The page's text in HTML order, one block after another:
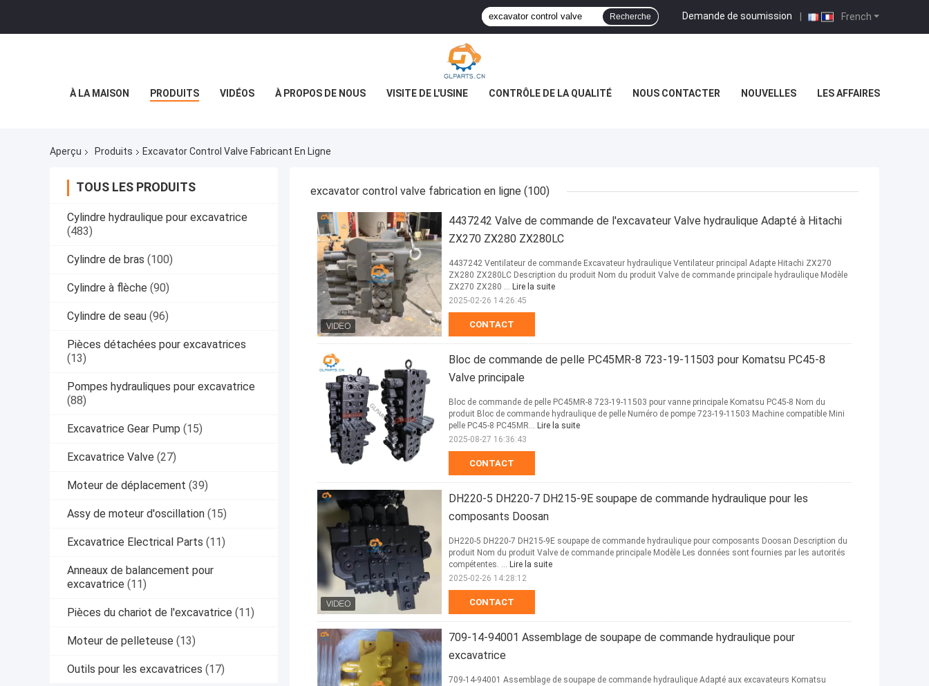
French
Demande de soumission |
Recherche
À LA MAISON PRODUITS VIDÉOS À PROPOS DE NOUS VISITE DE L'USINE CONTRÔLE DE LA QUALITÉ NOUS CONTACTER NOUVELLES LES AFFAIRES
Aperçu Produits Excavator Control Valve Fabricant En Ligne
TOUS LES PRODUITS
Cylindre hydraulique pour excavatrice
(483)
Cylindre de bras (100)
Cylindre à flèche (90)
Cylindre de seau (96)
Pièces détachées pour excavatrices
(13)
Pompes hydrauliques pour excavatrice
(88)
Excavatrice Gear Pump (15)
Excavatrice Valve (27)
Moteur de déplacement (39)
Assy de moteur d'oscillation (15)
Excavatrice Electrical Parts (11)
Anneaux de balancement pour
excavatrice (11)
Pièces du chariot de l'excavatrice (11)
Moteur de pelleteuse (13)
Outils pour les excavatrices (17)
excavator control valve fabrication en ligne (100)
4437242 Valve de commande de l'excavateur Valve hydraulique Adapté à Hitachi
ZX270 ZX280 ZX280LC
CONTACT
4437242 Ventilateur de commande Excavateur hydraulique Ventilateur principal Adapte Hitachi ZX270
ZX280 ZX280LC Description du produit Nom du produit Valve de commande principale hydraulique Modèle
ZX270 ZX280 ... Lire la suite
2025-02-26 14:26:45
Bloc de commande de pelle PC45MR-8 723-19-11503 pour Komatsu PC45-8
Valve principale
CONTACT
Bloc de commande de pelle PC45MR-8 723-19-11503 pour vanne principale Komatsu PC45-8 Nom du
produit Bloc de commande hydraulique de pelle Numéro de pompe 723-19-11503 Machine compatible Mini
pelle PC45-8 PC45MR... Lire la suite
2025-08-27 16:36:43
DH220-5 DH220-7 DH215-9E soupape de commande hydraulique pour les
composants Doosan
CONTACT
DH220-5 DH220-7 DH215-9E soupape de commande hydraulique pour composants Doosan Description du
produit Nom du produit Valve de commande principale Modèle Les données sont fournies par les autorités
compétentes. ... Lire la suite
2025-02-26 14:28:12
709-14-94001 Assemblage de soupape de commande hydraulique pour
excavatrice
709-14-94001 Assemblage de soupape de commande hydraulique Adapté aux excavateurs Komatsu